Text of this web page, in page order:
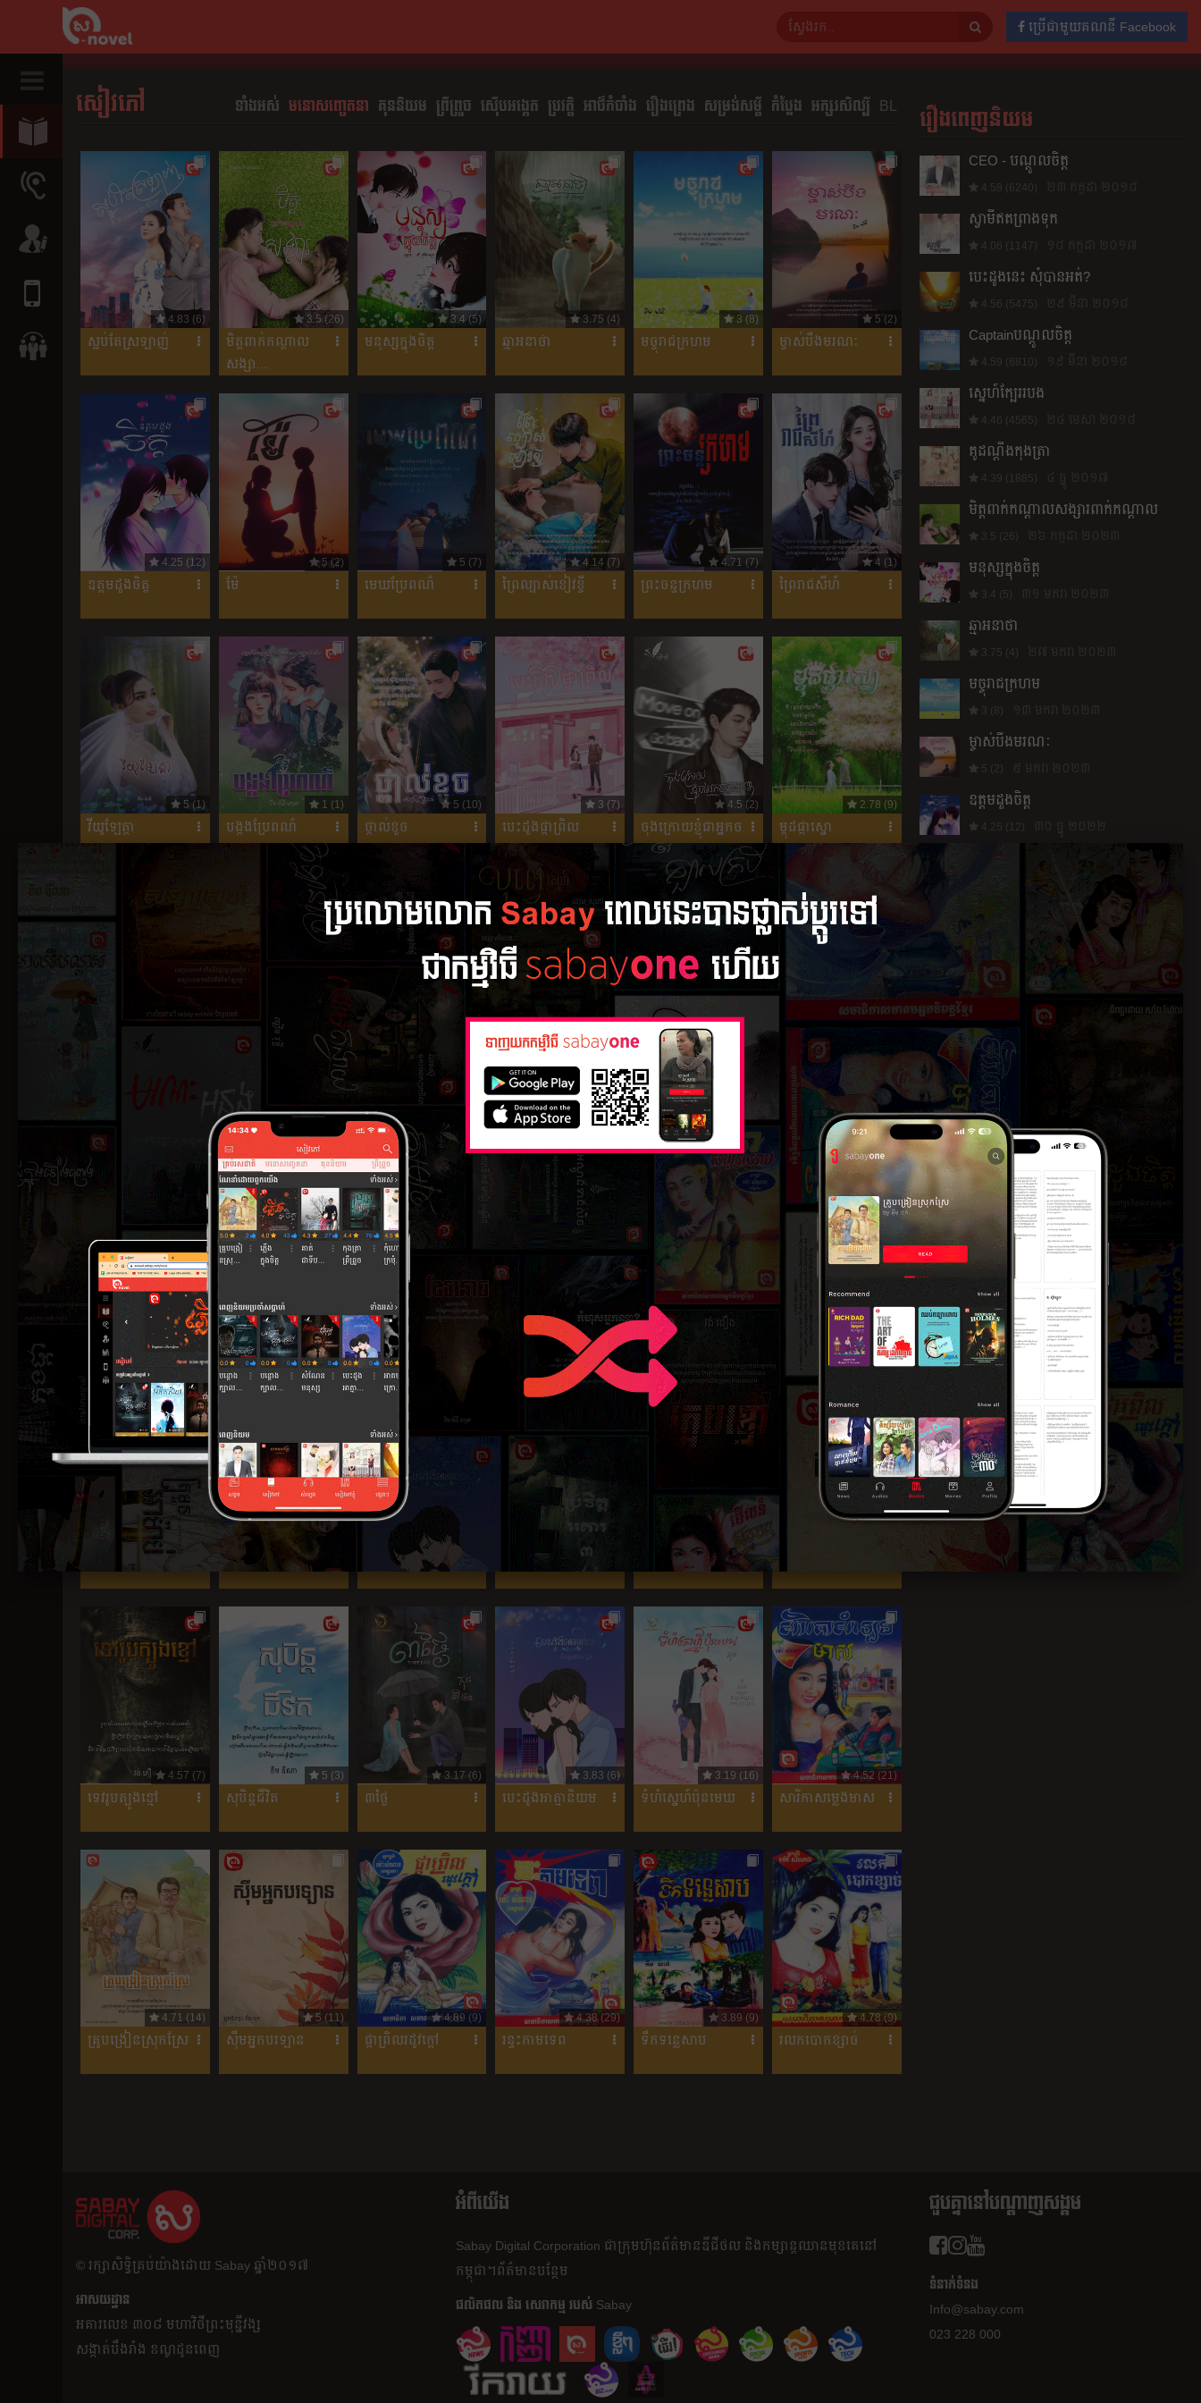
ប្រើជាមួយគណនី Facebook
សៀវភៅ ទាំងអស់ មនោសញ្ចេតនា​ គុននិយម ព្រឺព្រួច ស៊ើបអង្កេត ប្រវត្តិ អាថ៌កំបាំង រឿងព្រេង សម្រង់សម្ដី កំប្លែង អក្សរសិល្បិ៍ BL
ស្អប់តែស្រឡាញ់
4.83 (6)
មិត្តពាក់កណ្តាល
សង្សា...
3.5 (26)
មនុស្សក្នុងចិត្ត
3.4 (5)
ឆ្មាអនាថា
3.75 (4)
មច្ចុរាជក្រហម
3 (8)
ម្ចាស់បឹងមរណៈ
5 (2)
ឧត្តមដួងចិត្ត
4.25 (12)
ម៉ែ
5 (2)
មេឃប្រែពណ៌
5 (7)
ព្រៃល្បាស់ខៀវខ្ចី
4.14 (7)
ព្រះចន្ទក្រហម
4.71 (7)
ព្រៃរាជសីហ៍
4 (1)
វីយូឡែត្តា
5 (1)
បង្កងប្រែពណ៌
1 (1)
ថ្ពាល់ខួច
5 (10)
បេះដូងផ្កាព្រិល
3 (7)
ចុងក្រោយខ្ញុំជាអ្នកច...
4.5 (2)
ម្កុដផ្កាស្នោ
2.78 (9)
3.2 (10)
ភ្លើងគំនុំដួងចិត្ត
3.5 (4)
ព្យុះពពក
4.2 (10)
ឆ្នាំអូន១៦
សារចុងក្រោយ
4 (4)
ខែរនោច ជ្រលងបុព្វតា
3 (4)
បើនៅស្រឡាញ់
5 (1)
បេះដូងមេគង្គ
4.67 (3)
សម្បថ
4.57 (7)
សន្យាស្នេហ៍ ម្ចាស់ផ្ទះម្ចាស់ចិត្...
4.67 (9)
ស្រមោលវិបល្លាស
4.67 (6)
ទេវបុត្រភពផ្កាយ
3.5 (2)
បងធំកំពូលស្នេហ៍
4.8 (10)
ទេវរូបត្បូងខ្មៅ
4.57 (7)
សុបិន្តជីវិត
5 (3)
៣ថ្ងៃ
3.17 (6)
បេះដូងអាត្មានិយម
3.83 (6)
ទំហំស្នេហ៍ប៉ុនមេឃ
3.19 (16)
សារិកាសម្លេងមាស
4.52 (21)
គ្រូបង្រៀនស្រុកស្រែ
4.71 (14)
ស៊ឹមអ្នកបរឡាន
5 (11)
ផ្កាព្រិលរដូវក្តៅ
4.89 (9)
រន្ទះកាមទេព
4.38 (29)
ទឹកទន្លេសាប
3.89 (9)
រលកបោកខ្សាច់
4.78 (9)
រឿងពេញនិយម
CEO - បណ្ដូល​ចិត្ត
4.58 (6240)
ស្វាមី​ឥត​ព្រាងទុក​
4.06 (1147)
បេះ​ដូង​នេះ សុំ​បាន​អត់​?
4.56 (5475)
Captainបណ្ដូល​ចិត្ត
4.59 (6810)
ស្នេហ៍​ក្បែរ​របង
4.46 (4565)
គូ​ដណ្ដឹង​កុងត្រា​
4.39 (1885)
មិត្តពាក់កណ្តាលសង្សារពាក់កណ្តាល
3.5 (26)
មនុស្សក្នុងចិត្ត
3.4 (5)
ឆ្មាអនាថា
3.75 (4)
មច្ចុរាជក្រហម
3 (8)
ម្ចាស់បឹងមរណៈ
5 (2)
ឧត្តមដួងចិត្ត
4.25 (12)
រឿងថ្មី
ស្អប់តែស្រឡាញ់
4.83 (6) ៣១ សីហា ២០២៣
សំណង
3.88 (59) ២៤ សីហា ២០២៣
មិត្តពាក់កណ្តាលសង្សារពាក់កណ្តាល
3.5 (26)
កូនអ្នកស្នងរូប
4.16 (103) ១៦ មិថុនា ២០២៣
The share house
4 (21) ៩ មិថុនា ២០២៣
ព្រៃកប់ខ្មោច
២ មិថុនា ២០២៣
​© រក្សា​សិទ្ធិ​គ្រប់​យ៉ាង​ដោយ​ Sabay ឆ្នាំ​២០១៧
អាសយដ្ឋាន
អគារ​លេខ ៣០៨ មហាវិថីព្រះមុន្នីវង្ស
សង្កាត់បឹងរាំង ខណ្ឌដូនពេញ
អំពីយើង
Sabay Digital Corporation ជា​ក្រុមហ៊ុន​ព័ត៌មាន​ឌីជីថល និង​កម្សាន្ត​ឈាន​មុខ​គេ​នៅ​
កម្ពុជា។ ព័ត៌មាន​បន្ថែម
ផលិត​ផល​ និង​ សេវាកម្ម របស់ Sabay
ជួបគ្នានៅបណ្តាញសង្គម
ទំនាក់ទំនង
Info@sabay.com
023 228 000